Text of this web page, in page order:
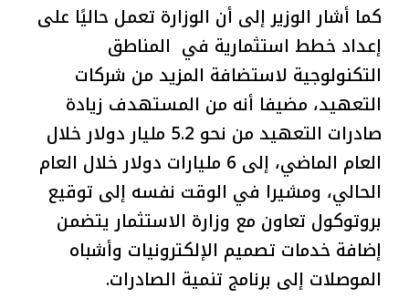
كما أشار الوزير إلى أن الوزارة تعمل حاليًا على
إعداد خطط استثمارية في المناطق
التكنولوجية لاستضافة المزيد من شركات
التعهيد، مضيفا أنه من المستهدف زيادة
صادرات التعهيد من نحو 5.2 مليار دولار خلال
العام الماضي، إلى 6 مليارات دولار خلال العام
الحالي، ومشيرا في الوقت نفسه إلى توقيع
بروتوكول تعاون مع وزارة الاستثمار يتضمن
إضافة خدمات تصميم الإلكترونيات وأشباه
الموصلات إلى برنامج تنمية الصادرات.